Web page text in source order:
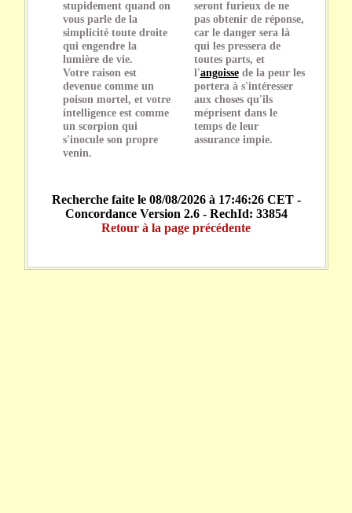
stupidement quand on
vous parle de la
simplicité toute droite
qui engendre la
lumière de vie.
Votre raison est
devenue comme un
poison mortel, et votre
intelligence est comme
un scorpion qui
s'inocule son propre
venin.
seront furieux de ne
pas obtenir de réponse,
car le danger sera là
qui les pressera de
toutes parts, et
l'angoissede la peur les
portera à s'intéresser
aux choses qu'ils
méprisent dans le
temps de leur
assurance impie.
Recherche faite le 08/08/2026 à 17:46:26 CET -
Concordance Version 2.6 - RechId: 33854
Retour à la page précédente